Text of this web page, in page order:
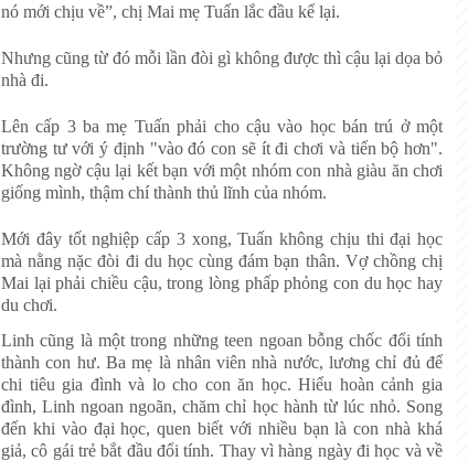
nó mới chịu về”, chị Mai mẹ Tuấn lắc đầu kể lại.
Nhưng cũng từ đó mỗi lần đòi gì không được thì cậu lại dọa bỏ
nhà đi.
Lên cấp 3 ba mẹ Tuấn phải cho cậu vào học bán trú ở một
trường tư với ý định "vào đó con sẽ ít đi chơi và tiến bộ hơn".
Không ngờ cậu lại kết bạn với một nhóm con nhà giàu ăn chơi
giống mình, thậm chí thành thủ lĩnh của nhóm.
Mới đây tốt nghiệp cấp 3 xong, Tuấn không chịu thi đại học
mà nằng nặc đòi đi du học cùng đám bạn thân. Vợ chồng chị
Mai lại phải chiều cậu, trong lòng phấp phỏng con du học hay
du chơi.
Linh cũng là một trong những teen ngoan bỗng chốc đổi tính
thành con hư. Ba mẹ là nhân viên nhà nước, lương chỉ đủ để
chi tiêu gia đình và lo cho con ăn học. Hiểu hoàn cảnh gia
đình, Linh ngoan ngoãn, chăm chỉ học hành từ lúc nhỏ. Song
đến khi vào đại học, quen biết với nhiều bạn là con nhà khá
giả, cô gái trẻ bắt đầu đổi tính. Thay vì hàng ngày đi học và về